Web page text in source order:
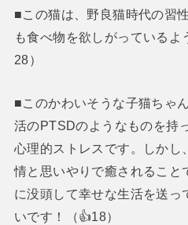
■この猫は、野良猫時代の習
も食べ物を欲しがっている
28）
■このかわいそうな子猫ちゃ
活のPTSDのようなものを持
心理的ストレスです。しかし
情と思いやりで癒されること
に没頭して幸せな生活を送っ
いです！（👍18）